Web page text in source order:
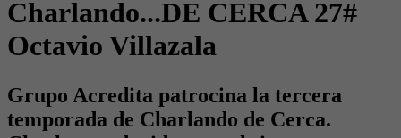
Charlando...DE CERCA 27#
Octavio Villazala
Grupo Acredita patrocina la tercera
temporada de Charlando de Cerca.